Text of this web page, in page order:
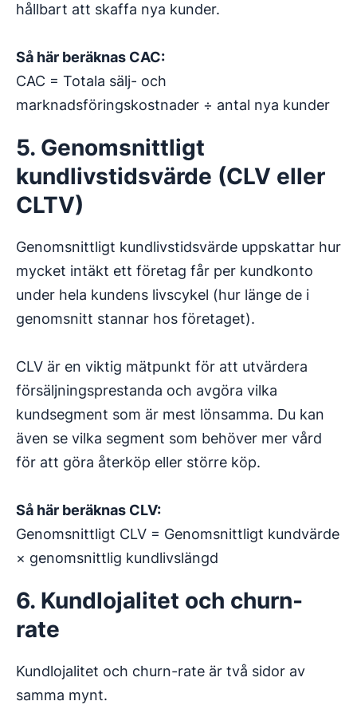
hållbart att skaffa nya kunder.
Så här beräknas CAC:
CAC = Totala sälj- och
marknadsföringskostnader ÷ antal nya kunder
5. Genomsnittligt
kundlivstidsvärde (CLV eller
CLTV)
Genomsnittligt kundlivstidsvärde uppskattar hur
mycket intäkt ett företag får per kundkonto
under hela kundens livscykel (hur länge de i
genomsnitt stannar hos företaget).
CLV är en viktig mätpunkt för att utvärdera
försäljningsprestanda och avgöra vilka
kundsegment som är mest lönsamma. Du kan
även se vilka segment som behöver mer vård
för att göra återköp eller större köp.
Så här beräknas CLV:
Genomsnittligt CLV = Genomsnittligt kundvärde
× genomsnittlig kundlivslängd
6. Kundlojalitet och churn-
rate
Kundlojalitet och churn-rate är två sidor av
samma mynt.